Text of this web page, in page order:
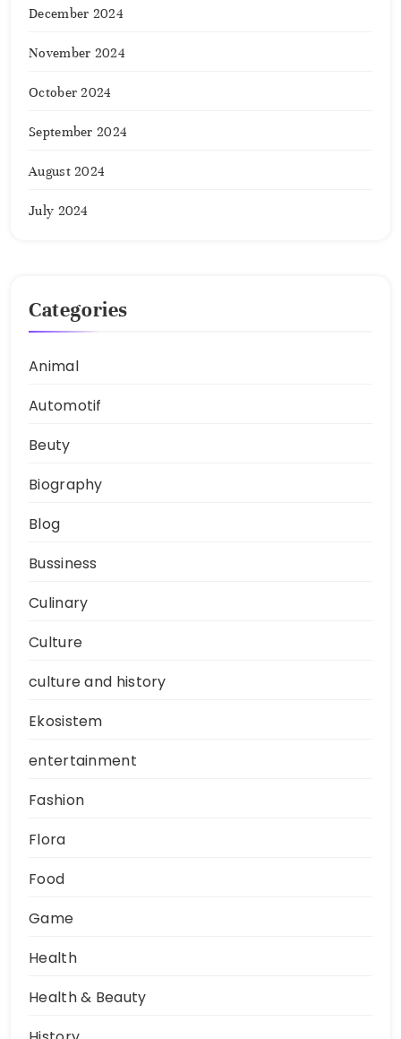
December 2024
November 2024
October 2024
September 2024
August 2024
July 2024
Categories
Animal
Automotif
Beuty
Biography
Blog
Bussiness
Culinary
Culture
culture and history
Ekosistem
entertainment
Fashion
Flora
Food
Game
Health
Health & Beauty